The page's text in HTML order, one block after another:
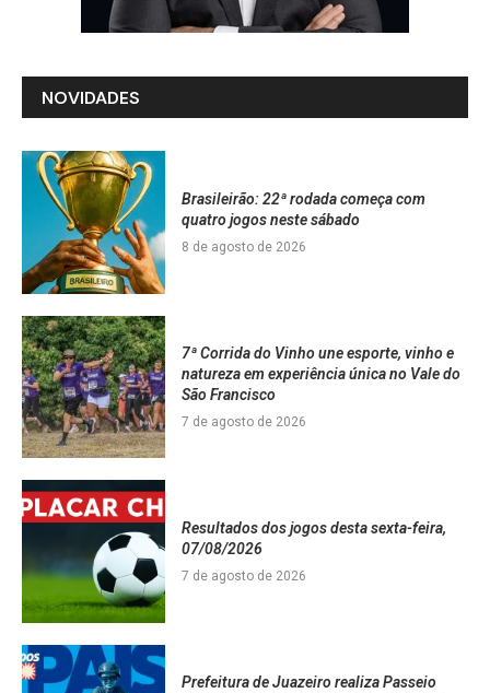
NOVIDADES
Brasileirão: 22ª rodada começa com
quatro jogos neste sábado
8 de agosto de 2026
7ª Corrida do Vinho une esporte, vinho e
natureza em experiência única no Vale do
São Francisco
7 de agosto de 2026
Resultados dos jogos desta sexta-feira,
07/08/2026
7 de agosto de 2026
Prefeitura de Juazeiro realiza Passeio